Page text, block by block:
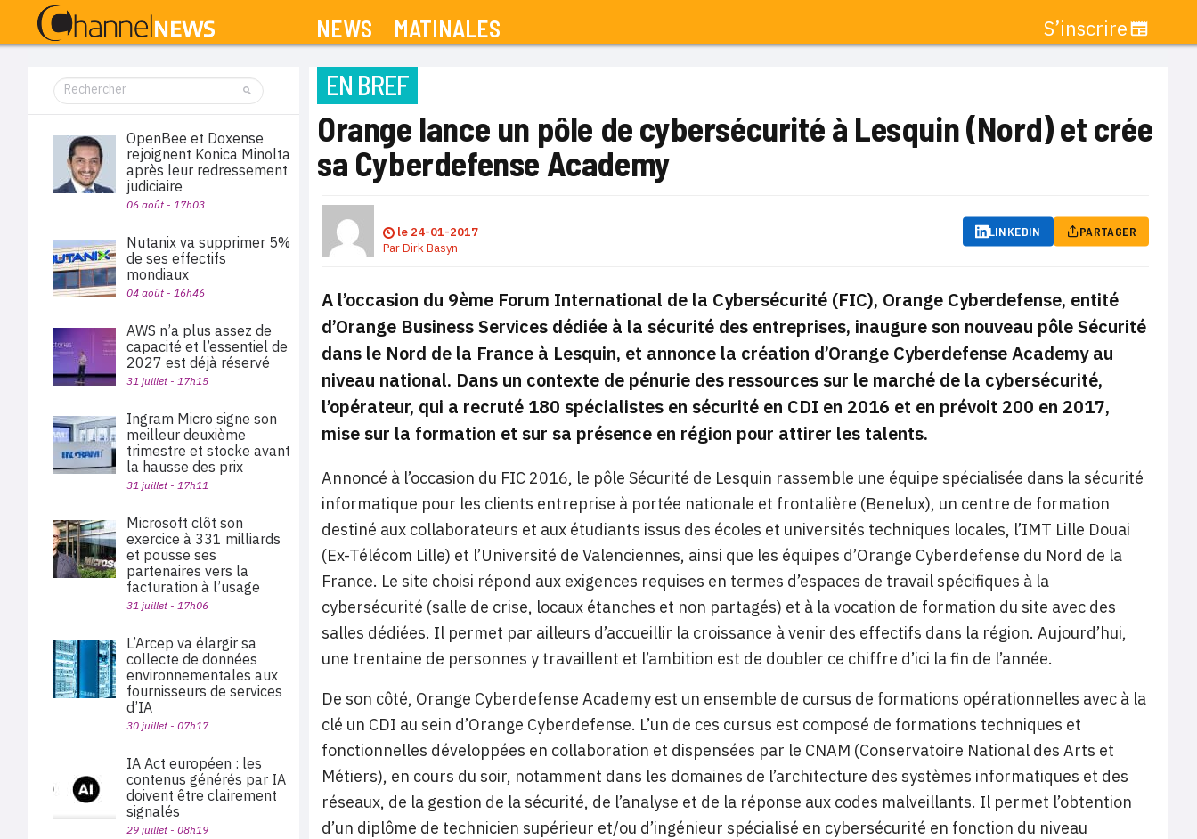
NEWS MATINALES S’inscrire
EN BREF
Orange lance un pôle de cybersécurité à Lesquin (Nord) et crée
sa Cyberdefense Academy
le 24-01-2017
ParDirk Basyn
LINKEDIN PARTAGER
A l’occasion du 9ème Forum International de la Cybersécurité (FIC), Orange Cyberdefense, entité
d’Orange Business Services dédiée à la sécurité des entreprises, inaugure son nouveau pôle Sécurité
dans le Nord de la France à Lesquin, et annonce la création d’Orange Cyberdefense Academy au
niveau national. Dans un contexte de pénurie des ressources sur le marché de la cybersécurité,
l’opérateur, qui a recruté 180 spécialistes en sécurité en CDI en 2016 et en prévoit 200 en 2017,
mise sur la formation et sur sa présence en région pour attirer les talents.
Annoncé à l’occasion du FIC 2016, le pôle Sécurité de Lesquin rassemble une équipe spécialisée dans la sécurité
informatique pour les clients entreprise à portée nationale et frontalière (Benelux), un centre de formation
destiné aux collaborateurs et aux étudiants issus des écoles et universités techniques locales, l’IMT Lille Douai
(Ex-Télécom Lille) et l’Université de Valenciennes, ainsi que les équipes d’Orange Cyberdefense du Nord de la
France. Le site choisi répond aux exigences requises en termes d’espaces de travail spécifiques à la
cybersécurité (salle de crise, locaux étanches et non partagés) et à la vocation de formation du site avec des
salles dédiées. Il permet par ailleurs d’accueillir la croissance à venir des effectifs dans la région. Aujourd’hui,
une trentaine de personnes y travaillent et l’ambition est de doubler ce chiffre d’ici la fin de l’année.
De son côté, Orange Cyberdefense Academy est un ensemble de cursus de formations opérationnelles avec à la
clé un CDI au sein d’Orange Cyberdefense. L’un de ces cursus est composé de formations techniques et
fonctionnelles développées en collaboration et dispensées par le CNAM (Conservatoire National des Arts et
Métiers), en cours du soir, notamment dans les domaines de l’architecture des systèmes informatiques et des
réseaux, de la gestion de la sécurité, de l’analyse et de la réponse aux codes malveillants. Il permet l’obtention
d’un diplôme de technicien supérieur et/ou d’ingénieur spécialisé en cybersécurité en fonction du niveau
OpenBee et Doxense
rejoignent Konica Minolta
après leur redressement
judiciaire
06 août - 17h03
Nutanix va supprimer 5%
de ses effectifs
mondiaux
04 août - 16h46
AWS n’a plus assez de
capacité et l’essentiel de
2027 est déjà réservé
31 juillet - 17h15
Ingram Micro signe son
meilleur deuxième
trimestre et stocke avant
la hausse des prix
31 juillet - 17h11
Microsoft clôt son
exercice à 331 milliards
et pousse ses
partenaires vers la
facturation à l’usage
31 juillet - 17h06
L’Arcep va élargir sa
collecte de données
environnementales aux
fournisseurs de services
d’IA
30 juillet - 07h17
IA Act européen : les
contenus générés par IA
doivent être clairement
signalés
29 juillet - 08h19